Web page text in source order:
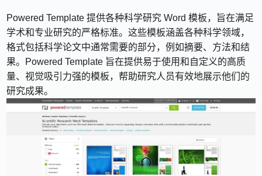
Powered Template 提供各种科学研究 Word 模板，旨在满足
学术和专业研究的严格标准。这些模板涵盖各种科学领域，
格式包括科学论文中通常需要的部分，例如摘要、方法和结
果。Powered Template 旨在提供易于使用和自定义的高质
量、视觉吸引力强的模板，帮助研究人员有效地展示他们的
研究成果。